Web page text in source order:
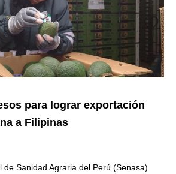
para lograr exportación
a Filipinas
de Sanidad Agraria del Perú (Senasa)